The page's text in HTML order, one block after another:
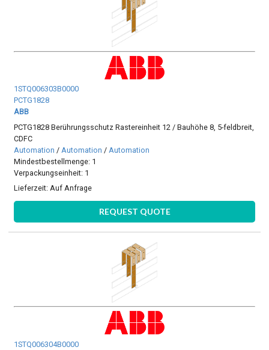
1STQ006303B0000
PCTG1828
ABB
PCTG1828 Berührungsschutz Rastereinheit 12 / Bauhöhe 8, 5-feldbreit,
CDFC
Automation / Automation / Automation
Mindestbestellmenge: 1
Verpackungseinheit: 1
Lieferzeit: Auf Anfrage
REQUEST QUOTE
1STQ006304B0000